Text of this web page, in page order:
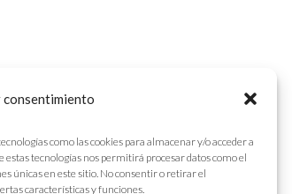
como las cookies para almacenar y/o acceder a
tecnologías nos permitirá procesar datos como el
únicas en este sitio. No consentir o retirar el
características y funciones.